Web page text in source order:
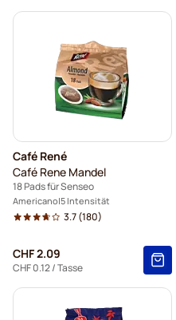
Café René
Café Rene Mandel
18 Pads für Senseo
Americano 5 Intensität
3.7(180)
CHF 2.09
CHF 0.12/ Tasse